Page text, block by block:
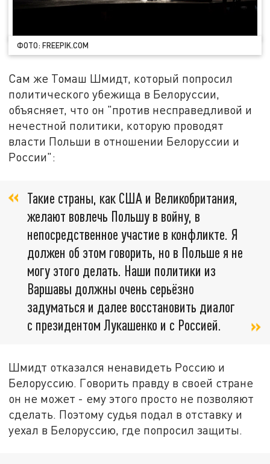
ФОТО: FREEPIK.COM
Сам же Томаш Шмидт, который попросил
политического убежища в Белоруссии,
объясняет, что он "против несправедливой и
нечестной политики, которую проводят
власти Польши в отношении Белоруссии и
России":
Такие страны, как США и Великобритания,
желают вовлечь Польшу в войну, в
непосредственное участие в конфликте. Я
должен об этом говорить, но в Польше я не
могу этого делать. Наши политики из
Варшавы должны очень серьёзно
задуматься и далее восстановить диалог
с президентом Лукашенко и с Россией.
Шмидт отказался ненавидеть Россию и
Белоруссию. Говорить правду в своей стране
он не может - ему этого просто не позволяют
сделать. Поэтому судья подал в отставку и
уехал в Белоруссию, где попросил защиты.